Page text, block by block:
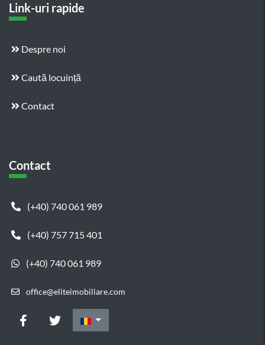
Link-uri rapide
Despre noi
Caută locuință
Contact
Contact
(+40) 740 061 989
(+40) 757 715 401
(+40) 740 061 989
office@eliteimobiliare.com